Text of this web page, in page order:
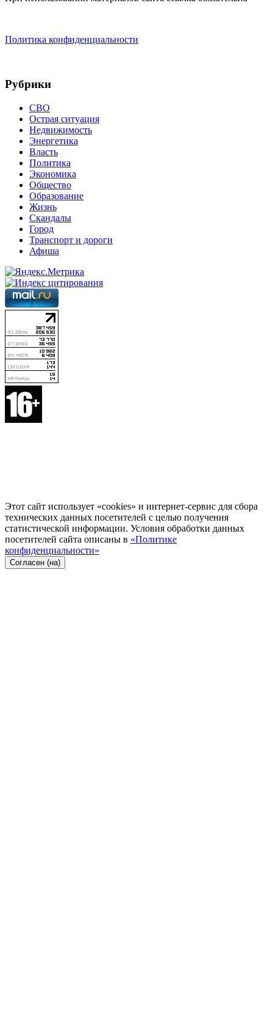
Политика конфиденциальности
Рубрики
СВО
Острая ситуация
Недвижимость
Энергетика
Власть
Политика
Экономика
Общество
Образование
Жизнь
Скандалы
Город
Транспорт и дороги
Афиша
Этот сайт использует «cookies» и интернет-сервис для сбора
технических данных посетителей с целью получения
статистической информации. Условия обработки данных
посетителей сайта описаны в «Политике
конфиденциальности»
Согласен (на)